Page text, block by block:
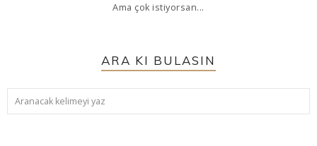
Ama çok istiyorsan...
ARA KI BULASIN